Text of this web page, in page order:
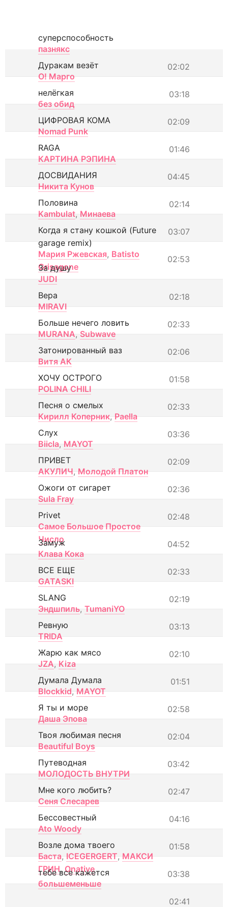
суперспособность
пазнякс
02:02
Дуракам везёт
О! Марго
03:18
нелёгкая
без обид
02:09
ЦИФРОВАЯ КОМА
Nomad Punk
01:46
RAGA
КАРТИНА РЭПИНА
04:45
ДОСВИДАНИЯ
Никита Кунов
02:14
Половина
Kambulat, Минаева
03:07
Когда я стану кошкой (Future
garage remix)
Мария Ржевская, Batisto
Grisagone
02:53
За душу
JUDI
02:18
Вера
MIRAVI
02:33
Больше нечего ловить
MURANA, Subwave
02:06
Затонированный ваз
Витя АК
01:58
ХОЧУ ОСТРОГО
POLINA CHILI
02:33
Песня о смелых
Кирилл Коперник, Paella
03:36
Слух
Biicla, MAYOT
02:09
ПРИВЕТ
АКУЛИЧ, Молодой Платон
02:36
Ожоги от сигарет
Sula Fray
02:48
Privet
Самое Большое Простое
Число
04:52
Замуж
Клава Кока
02:33
ВСЕ ЕЩЕ
GATASKI
02:19
SLANG
Эндшпиль, TumaniYO
03:13
Ревную
TRIDA
02:10
Жарю как мясо
JZA, Kiza
01:51
Думала Думала
Blockkid, MAYOT
02:58
Я ты и море
Даша Эпова
02:04
Твоя любимая песня
Beautiful Boys
03:42
Путеводная
МОЛОДОСТЬ ВНУТРИ
02:47
Мне кого любить?
Сеня Слесарев
04:16
Бессовестный
Ato Woody
01:58
Возле дома твоего
Баста, ICEGERGERT, МАКСИ
ГРИН, Onative 03:38
тебе все кажется
большеменьше
02:41